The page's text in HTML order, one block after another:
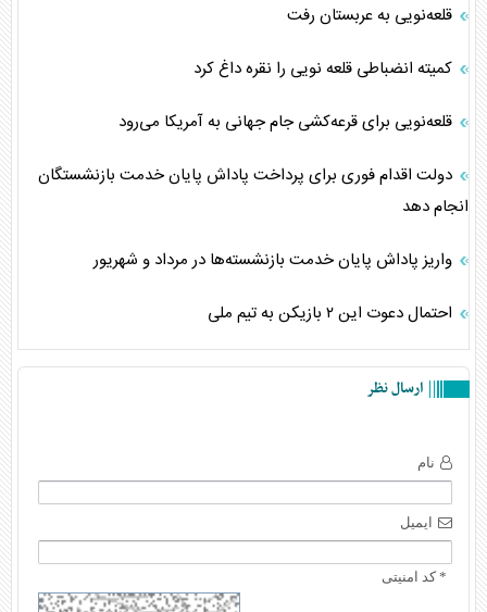
قلعه‌نویی به عربستان رفت
کمیته انضباطی قلعه نویی را نقره داغ کرد
قلعه‌نویی برای قرعه‌کشی جام جهانی به آمریکا می‌رود
دولت اقدام فوری برای پرداخت پاداش پایان خدمت بازنشستگان
انجام دهد
واریز پاداش پایان خدمت بازنشسته‌ها در مرداد و شهریور
احتمال دعوت این ۲ بازیکن به تیم ملی
ارسال نظر
نام
ایمیل
* کد امنیتی